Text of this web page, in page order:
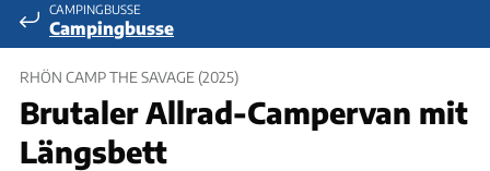
CAMPINGBUSSE
Campingbusse
RHÖN CAMP THE SAVAGE (2025)
Brutaler Allrad-Campervan mit
Längsbett